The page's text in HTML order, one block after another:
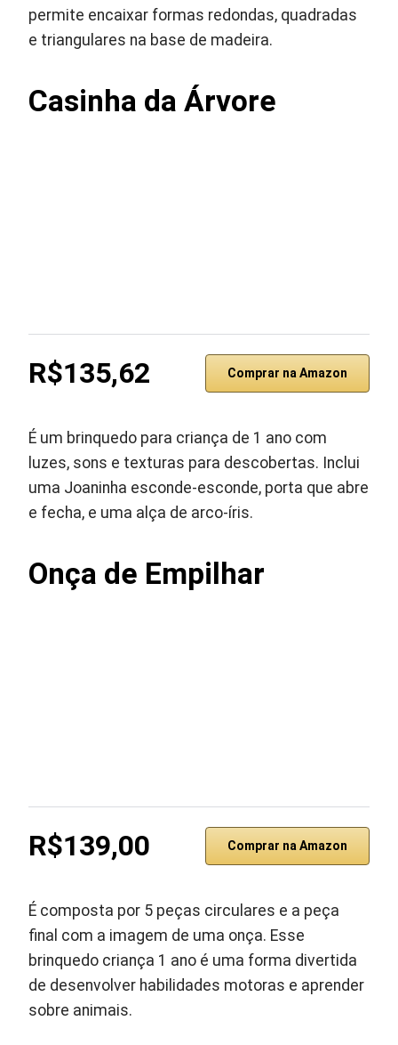
permite encaixar formas redondas, quadradas
e triangulares na base de madeira.
Casinha da Árvore
R$135,62 Comprar na Amazon
É um brinquedo para criança de 1 ano com
luzes, sons e texturas para descobertas. Inclui
uma Joaninha esconde-esconde, porta que abre
e fecha, e uma alça de arco-íris.
Onça de Empilhar
R$139,00 Comprar na Amazon
É composta por 5 peças circulares e a peça
final com a imagem de uma onça. Esse
brinquedo criança 1 ano é uma forma divertida
de desenvolver habilidades motoras e aprender
sobre animais.